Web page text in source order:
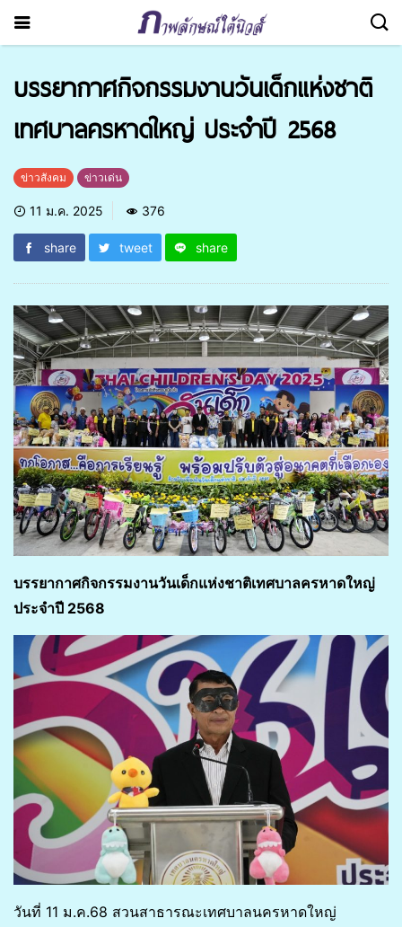
บรรยากาศกิจกรรมงานวันเด็กแห่งชาติ
เทศบาลครหาดใหญ่ ประจำปี 2568
ข่าวสังคม ข่าวเด่น
11 ม.ค. 2025 376
share tweet share
บรรยากาศกิจกรรมงานวันเด็กแห่งชาติเทศบาลครหาดใหญ่
ประจำปี 2568
วันที่ 11 ม.ค.68 สวนสาธารณะเทศบาลนครหาดใหญ่